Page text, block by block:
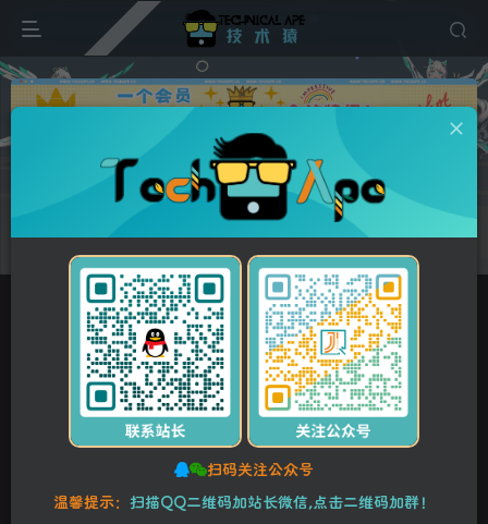
广告
维修资料 东芝TOSHIBA 正文
东芝 e-STUDIO 181 211 复印机中文维修手册+代码手册
此内容为付费资源，请付费后查看
Y币5 Y币10
【VIP】普通会员 免费 【SVIP】至尊会员
立即购买
您当前未登录！建议登录后购买，可保存购买订单。
本站资源均为作者特供和网友推荐收集整理而来，仅供学习和研究使
用，请在下载后24小时内删除，谢谢合作！
扫码关注公众号
温馨提示： 扫描QQ二维码加站长微信,点击二维码加群！